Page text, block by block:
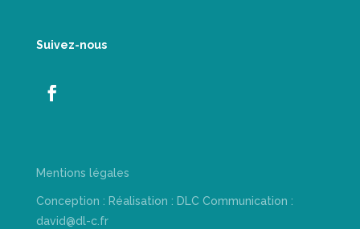
Suivez-nous
Mentions légales
Conception : Réalisation : DLC Communication :
david@dl-c.fr